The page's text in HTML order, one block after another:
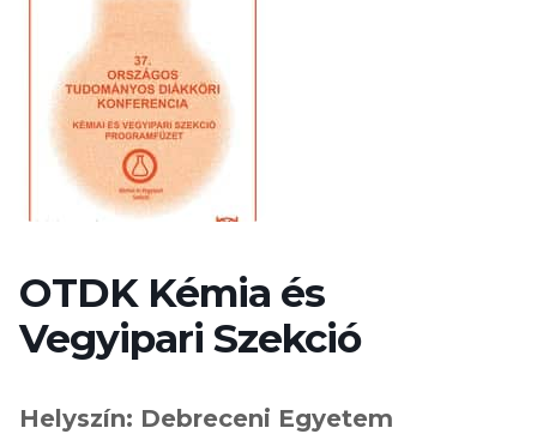
OTDK Kémia és
Vegyipari Szekció
Helyszín: Debreceni Egyetem